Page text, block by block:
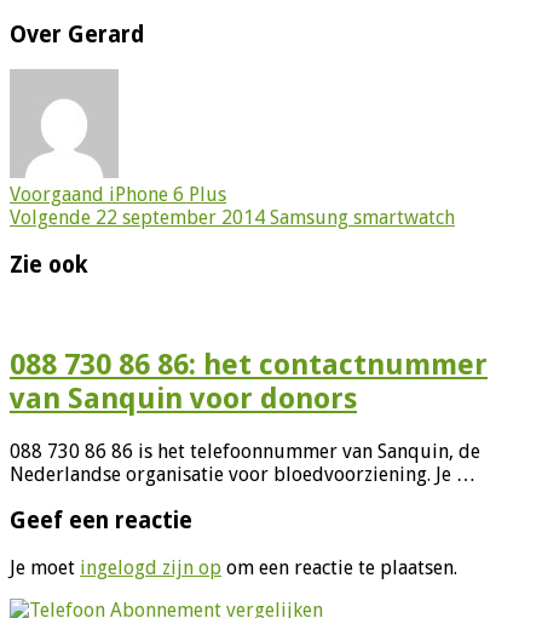
Over Gerard
Voorgaand iPhone 6 Plus
Volgende 22 september 2014 Samsung smartwatch
Zie ook
088 730 86 86: het contactnummer
van Sanquin voor donors
088 730 86 86 is het telefoonnummer van Sanquin, de
Nederlandse organisatie voor bloedvoorziening. Je …
Geef een reactie
Je moet ingelogd zijn op om een reactie te plaatsen.